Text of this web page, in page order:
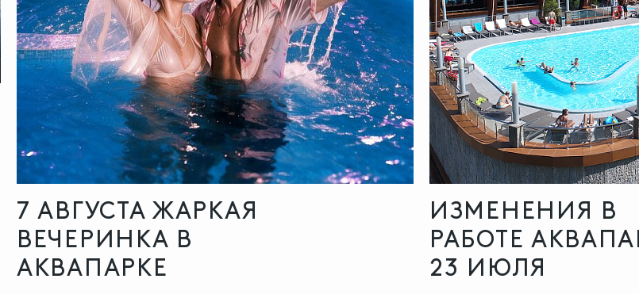
7 АВГУСТА ЖАРКАЯ
ВЕЧЕРИНКА В
АКВАПАРКЕ
ИЗМЕНЕНИЯ В
РАБОТЕ
23 ИЮЛЯ